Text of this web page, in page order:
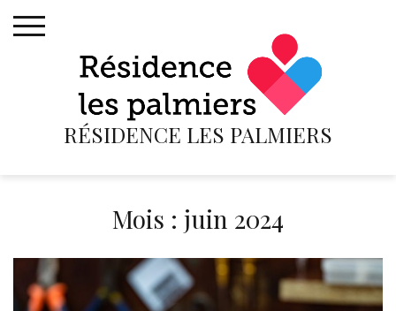
RÉSIDENCE LES PALMIERS
Mois : juin 2024